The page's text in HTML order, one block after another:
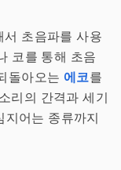
초음파를 사용
코를 통해 초음
돌아오는 에코를
리의 간격과 세기
어는 종류까지